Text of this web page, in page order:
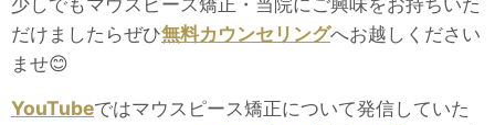
だけましたらぜひ無料カウンセリングへお越しください
ませ😊
YouTubeではマウスピース矯正について発信していた